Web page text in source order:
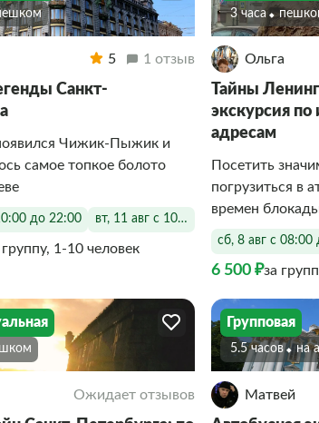
Пешком
5 1 отзыв
Санкт-
Чижик-Пыжик и
самое топкое болото
до 22:00 вт, 11 авг с 10:00 до 22:00
группу, 1-10 человек
3 часа
Ольга
Тайны
экскурсия
адресам
Посетить
погрузиться в
времен
сб, 8 авг с 08:00
6 500 ₽за
Ожидает отзывов
Групповая
5.5 часов На
Матвей